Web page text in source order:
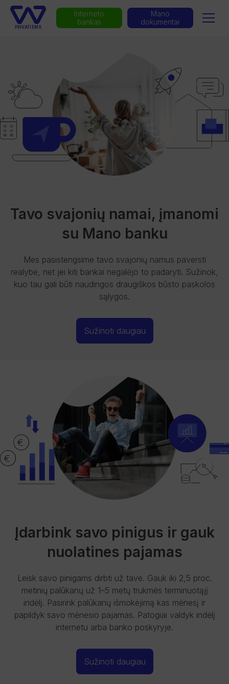
PRIVATIEMS
Interneto
bankas
Mano
dokumentai
Tavo svajonių namai, įmanomi
su Mano banku
Mes pasistengsime tavo svajonių namus paversti
realybe, net jei kiti bankai negalėjo to padaryti. Sužinok,
kuo tau gali būti naudingos draugiškos būsto paskolos
sąlygos.
Sužinoti daugiau
Įdarbink savo pinigus ir gauk
nuolatines pajamas
Leisk savo pinigams dirbti už tave. Gauk iki 2,5 proc.
metinių palūkanų už 1–5 metų trukmės terminuotąjį
indėlį. Pasirink palūkanų išmokėjimą kas mėnesį ir
papildyk savo mėnesio pajamas. Patogiai valdyk indėlį
internetu arba banko poskyryje.
Sužinoti daugiau